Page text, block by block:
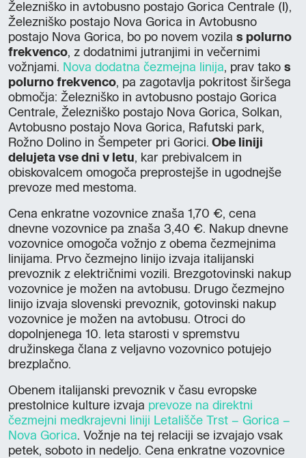
Železniško in avtobusno postajo Gorica Centrale (I),
Železniško postajo Nova Gorica in Avtobusno
postajo Nova Gorica, bo po novem vozila s polurno
frekvenco, z dodatnimi jutranjimi in večernimi
vožnjami. Nova dodatna čezmejna linija, prav tako s
polurno frekvenco, pa zagotavlja pokritost širšega
območja: Železniško in avtobusno postajo Gorica
Centrale, Železniško postajo Nova Gorica, Solkan,
Avtobusno postajo Nova Gorica, Rafutski park,
Rožno Dolino in Šempeter pri Gorici. Obe liniji
delujeta vse dni v letu, kar prebivalcem in
obiskovalcem omogoča preprostejše in ugodnejše
prevoze med mestoma.
Cena enkratne vozovnice znaša 1,70 €, cena
dnevne vozovnice pa znaša 3,40 €. Nakup dnevne
vozovnice omogoča vožnjo z obema čezmejnima
linijama. Prvo čezmejno linijo izvaja italijanski
prevoznik z električnimi vozili. Brezgotovinski nakup
vozovnice je možen na avtobusu. Drugo čezmejno
linijo izvaja slovenski prevoznik, gotovinski nakup
vozovnice je možen na avtobusu. Otroci do
dopolnjenega 10. leta starosti v spremstvu
družinskega člana z veljavno vozovnico potujejo
brezplačno.
Obenem italijanski prevoznik v času evropske
prestolnice kulture izvaja prevoze na direktni
čezmejni medkrajevni liniji Letališče Trst – Gorica –
Nova Gorica. Vožnje na tej relaciji se izvajajo vsak
petek, soboto in nedeljo. Cena enkratne vozovnice